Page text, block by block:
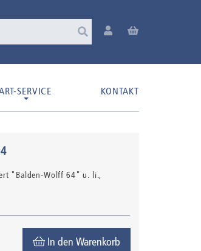
SERVICE KONTAKT
"Balden-Wolff 64" u. li.,
In den Warenkorb